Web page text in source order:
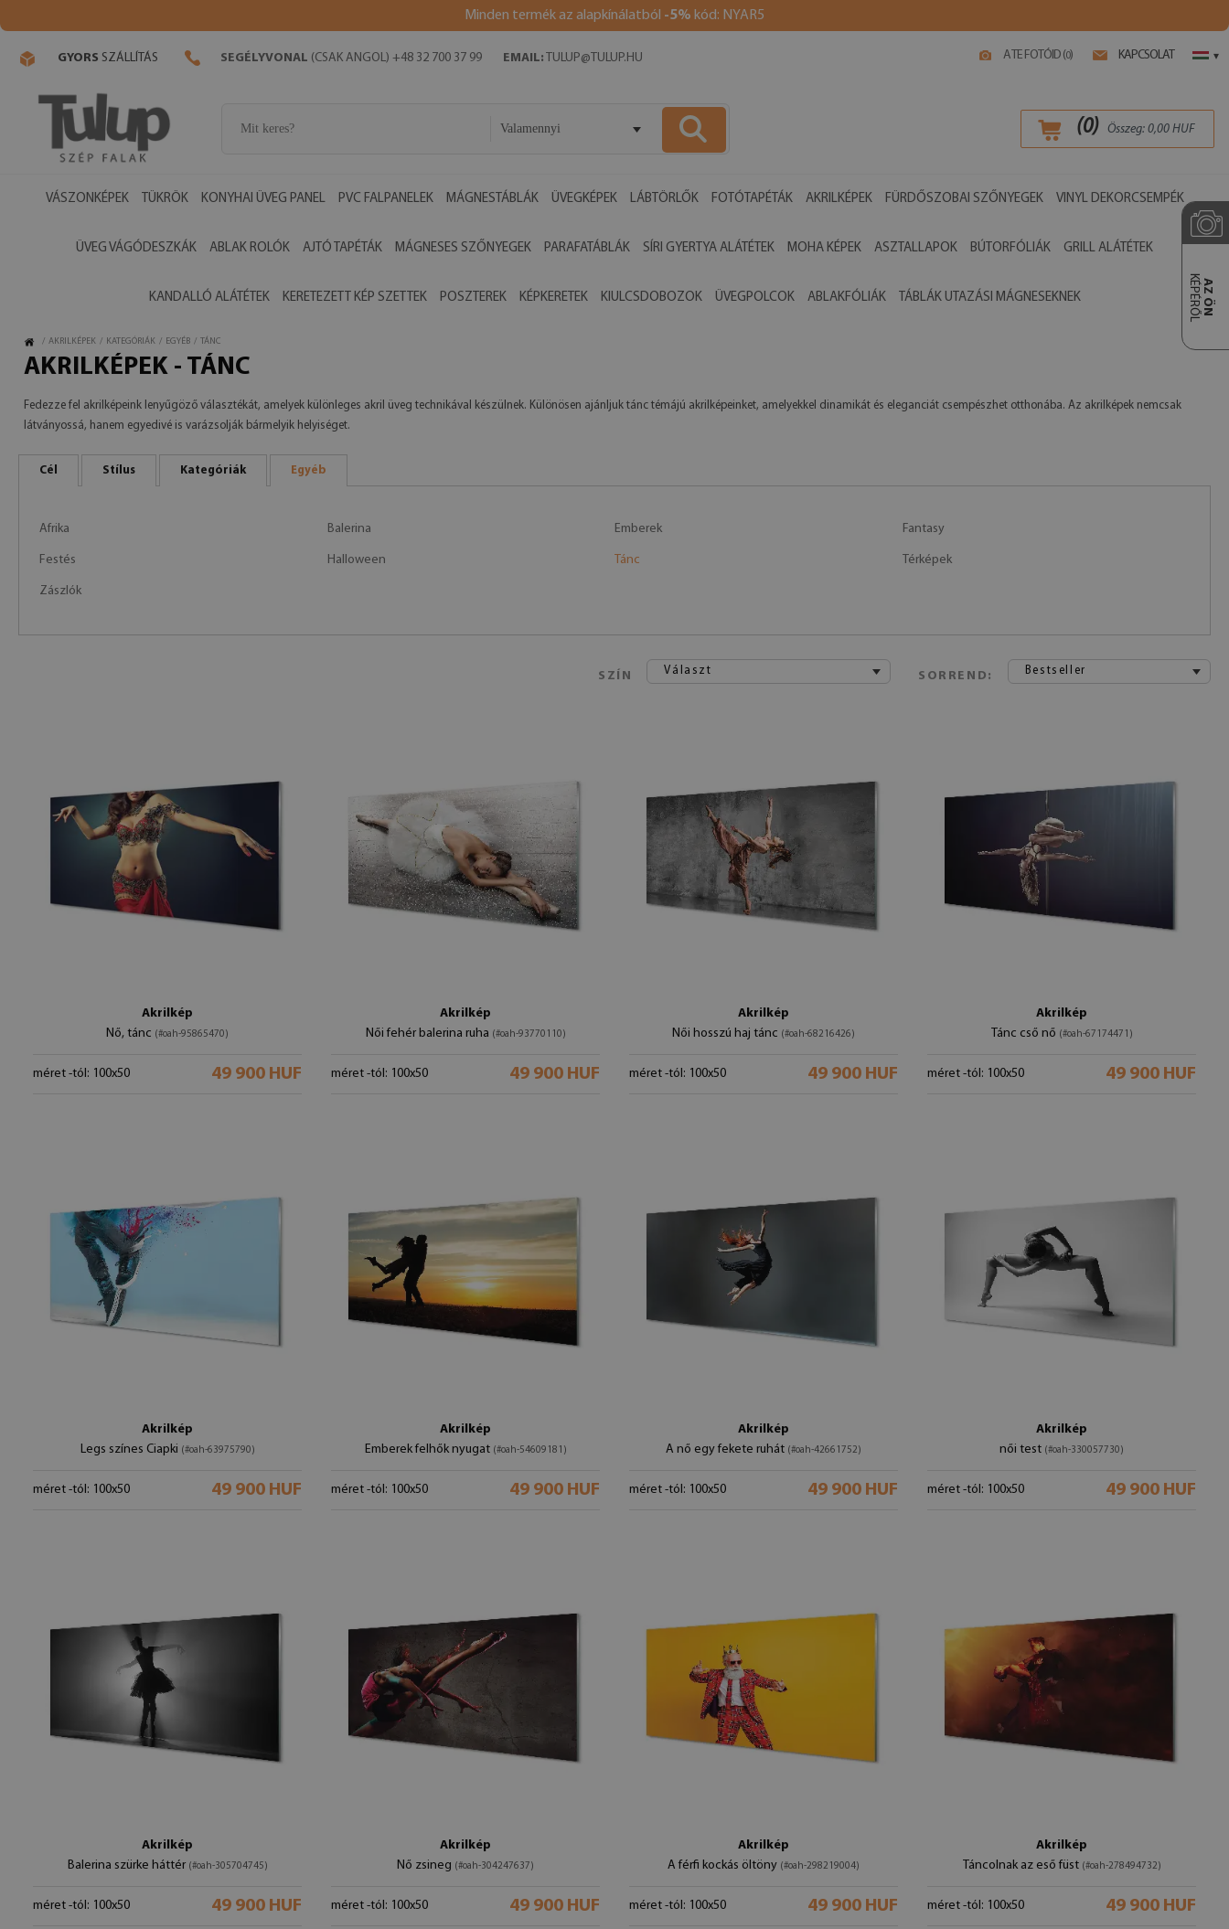
Minden termék az alapkínálatból -5% kód: NYAR5
A TE FOTÓID (0) KAPCSOLAT ▾
GYORS SZÁLLÍTÁS SEGÉLYVONAL (CSAK ANGOL) +48 32 700 37 99 EMAIL: TULUP@TULUP.HU
Valamennyi (0) Összeg: 0,00 HUF
VÁSZONKÉPEK TÜKRÖK KONYHAI ÜVEG PANEL PVC FALPANELEK MÁGNESTÁBLÁK ÜVEGKÉPEK LÁBTÖRLŐK FOTÓTAPÉTÁK AKRILKÉPEK FÜRDŐSZOBAI SZŐNYEGEK VINYL DEKORCSEMPÉK
ÜVEG VÁGÓDESZKÁK ABLAK ROLÓK AJTÓ TAPÉTÁK MÁGNESES SZŐNYEGEK PARAFATÁBLÁK SÍRI GYERTYA ALÁTÉTEK MOHA KÉPEK ASZTALLAPOK BÚTORFÓLIÁK GRILL ALÁTÉTEK
KANDALLÓ ALÁTÉTEK KERETEZETT KÉP SZETTEK POSZTEREK KÉPKERETEK KIULCSDOBOZOK ÜVEGPOLCOK ABLAKFÓLIÁK TÁBLÁK UTAZÁSI MÁGNESEKNEK AZ ÖN
KÉPÉRŐL
/ AKRILKÉPEK / KATEGÓRIÁK / EGYÉB / TÁNC
AKRILKÉPEK - TÁNC
Fedezze fel akrilképeink lenyűgöző választékát, amelyek különleges akril üveg technikával készülnek. Különösen ajánljuk tánc témájú akrilképeinket, amelyekkel dinamikát és eleganciát csempészhet otthonába. Az akrilképek nemcsak
látványossá, hanem egyedivé is varázsolják bármelyik helyiséget.
Cél Stílus Kategóriák Egyéb
Afrika Balerina Emberek Fantasy
Festés Halloween Tánc Térképek
Zászlók
SZÍN Választ SORREND: Bestseller
Akrilkép
Nő, tánc (#oah-95865470)
méret -tól: 100x50 49 900 HUF
Akrilkép
Női fehér balerina ruha (#oah-93770110)
méret -tól: 100x50 49 900 HUF
Akrilkép
Női hosszú haj tánc (#oah-68216426)
méret -tól: 100x50 49 900 HUF
Akrilkép
Tánc cső nő (#oah-67174471)
méret -tól: 100x50 49 900 HUF
Akrilkép
Legs színes Ciapki (#oah-63975790)
méret -tól: 100x50 49 900 HUF
Akrilkép
Emberek felhők nyugat (#oah-54609181)
méret -tól: 100x50 49 900 HUF
Akrilkép
A nő egy fekete ruhát (#oah-42661752)
méret -tól: 100x50 49 900 HUF
Akrilkép
női test (#oah-330057730)
méret -tól: 100x50 49 900 HUF
Akrilkép
Balerina szürke háttér (#oah-305704745)
méret -tól: 100x50 49 900 HUF
Akrilkép
Nő zsineg (#oah-304247637)
méret -tól: 100x50 49 900 HUF
Akrilkép
A férfi kockás öltöny (#oah-298219004)
méret -tól: 100x50 49 900 HUF
Akrilkép
Táncolnak az eső füst (#oah-278494732)
méret -tól: 100x50 49 900 HUF